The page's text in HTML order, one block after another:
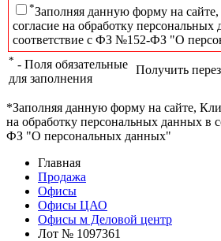
*Заполняя данную форму на сайте,
согласие на обработку персональных
соответствие с ФЗ №152-ФЗ "О
* - Поля обязательные
для заполнения
Получить
*Заполняя данную форму на сайте,
на обработку персональных данных в
ФЗ "О персональных данных"
Главная
Продажа
Офисы
Офисы ЦАО
Офисы м Деловой центр
Лот № 1097361